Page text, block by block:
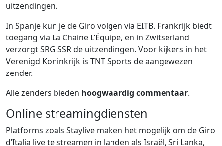
uitzendingen.
In Spanje kun je de Giro volgen via EITB. Frankrijk biedt
toegang via La Chaine L’Équipe, en in Zwitserland
verzorgt SRG SSR de uitzendingen. Voor kijkers in het
Verenigd Koninkrijk is TNT Sports de aangewezen
zender.
Alle zenders bieden hoogwaardig commentaar.
Online streamingdiensten
Platforms zoals Staylive maken het mogelijk om de Giro
d’Italia live te streamen in landen als Israël, Sri Lanka,